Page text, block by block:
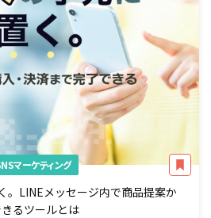
マーケティング
。LINEメッセージ内で商品提案か
るツールとは